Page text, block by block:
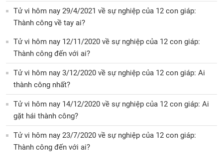
Tử vi hôm nay 29/4/2021 về sự nghiệp của 12 con giáp:
Thành công về tay ai?
Tử vi hôm nay 12/11/2020 về sự nghiệp của 12 con giáp:
Thành công đến với ai?
Tử vi hôm nay 3/12/2020 về sự nghiệp của 12 con giáp: Ai
thành công nhất?
Tử vi hôm nay 14/12/2020 về sự nghiệp của 12 con giáp: Ai
gặt hái thành công?
Tử vi hôm nay 23/7/2020 về sự nghiệp của 12 con giáp:
Thành công đến với ai?